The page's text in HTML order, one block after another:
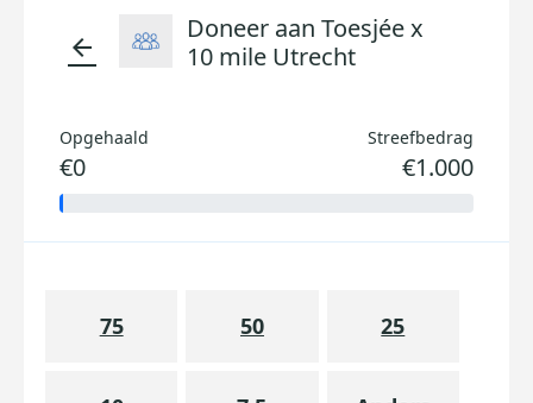
arrow_back
Doneer aan Toesjée x
10 mile Utrecht
Opgehaald
€0
Streefbedrag
€1.000
75 50 25